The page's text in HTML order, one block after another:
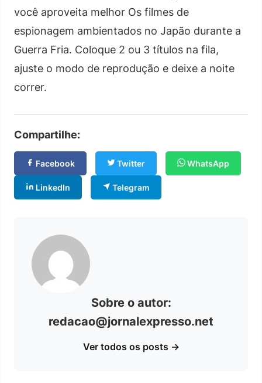
você aproveita melhor Os filmes de
espionagem ambientados no Japão durante a
Guerra Fria. Coloque 2 ou 3 títulos na fila,
ajuste o modo de reprodução e deixe a noite
correr.
Compartilhe:
Facebook Twitter WhatsApp
LinkedIn Telegram
Sobre o autor:
redacao@jornalexpresso.net
Ver todos os posts →